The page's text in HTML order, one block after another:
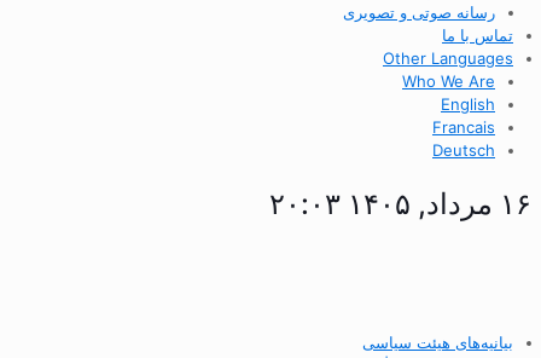
رسانه صوتی و تصویری
تماس با ما
Other Languages
Who We Are
English
Francais
Deutsch
۱۶ مرداد, ۱۴۰۵ ۲۰:۰۳
بیانیه‌های هیئت سیاسی